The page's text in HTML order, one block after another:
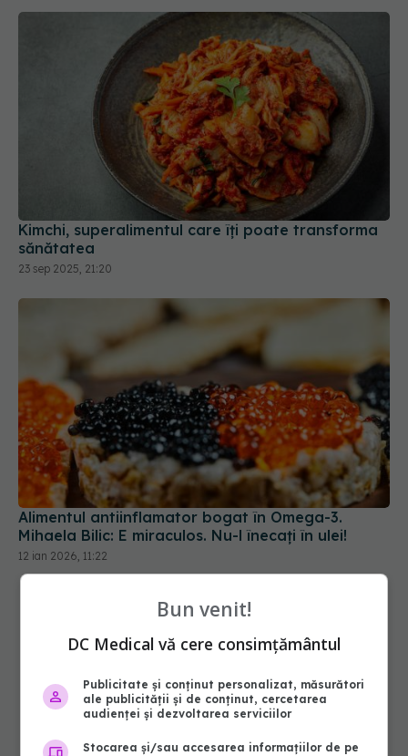
Kimchi, superalimentul care îți poate transforma
sănătatea
23 sep 2025, 21:20
Alimentul antiinflamator bogat în Omega-3.
Mihaela Bilic: E miraculos. Nu-l înecați în ulei!
12 ian 2026, 11:22
Bun venit!
DC Medical vă cere consimțământul
Publicitate și conținut personalizat, măsurători
ale publicității și de conținut, cercetarea
audienței și dezvoltarea serviciilor
Stocarea și/sau accesarea informațiilor de pe